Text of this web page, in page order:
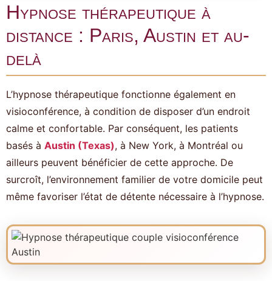
Hypnose thérapeutique à
distance : Paris, Austin et au-
delà
L’hypnose thérapeutique fonctionne également en
visioconférence, à condition de disposer d’un endroit
calme et confortable. Par conséquent, les patients
basés à Austin (Texas), à New York, à Montréal ou
ailleurs peuvent bénéficier de cette approche. De
surcroît, l’environnement familier de votre domicile peut
même favoriser l’état de détente nécessaire à l’hypnose.